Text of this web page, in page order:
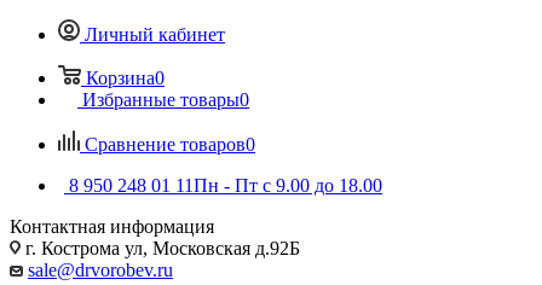
Личный кабинет
Корзина0
Избранные товары0
Сравнение товаров0
8 950 248 01 11Пн - Пт с 9.00 до 18.00
Контактная информация
г. Кострома ул, Московская д.92Б
sale@drvorobev.ru